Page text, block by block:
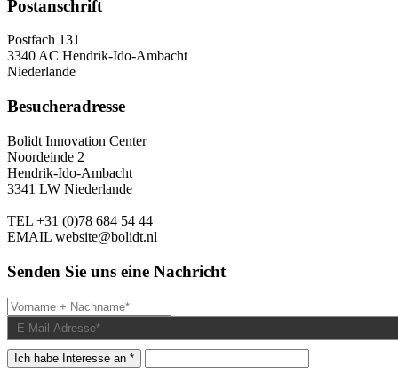
Postanschrift
Postfach 131
3340 AC Hendrik-Ido-Ambacht
Niederlande
Besucheradresse
Bolidt Innovation Center
Noordeinde 2
Hendrik-Ido-Ambacht
3341 LW Niederlande
TEL +31 (0)78 684 54 44
EMAIL website@bolidt.nl
Senden Sie uns eine Nachricht
Ich habe Interesse an *